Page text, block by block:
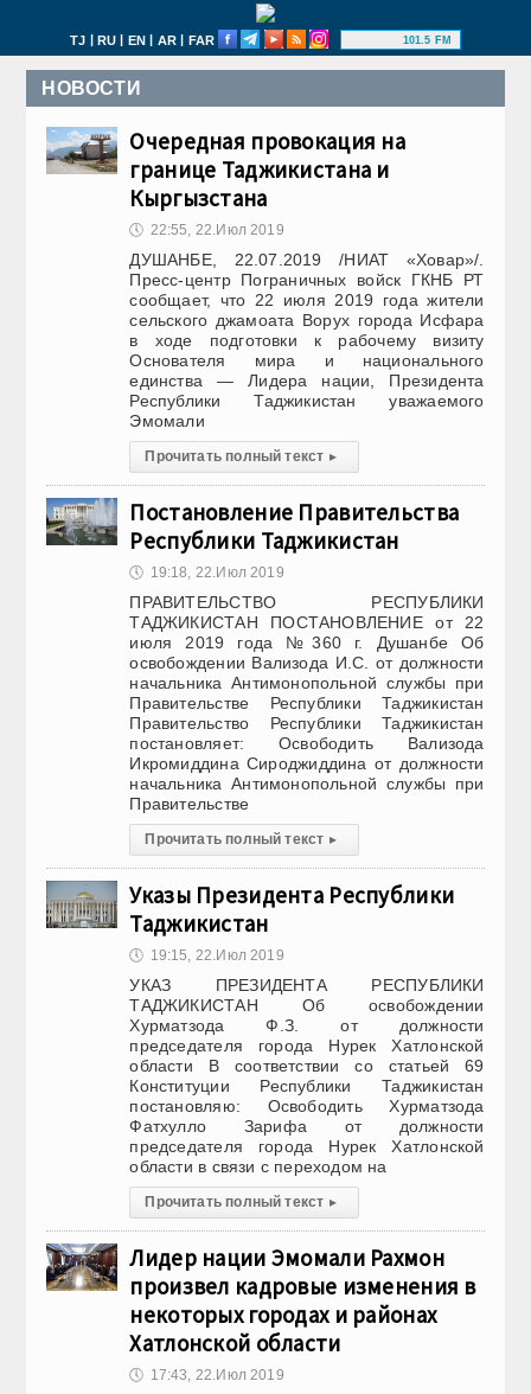
TJ | RU | EN | AR | FAR 101.5 FM
НОВОСТИ
Очередная провокация на
границе Таджикистана и
Кыргызстана
🕔 22:55, 22.Июл 2019
ДУШАНБЕ, 22.07.2019 /НИАТ «Ховар»/.
Пресс-центр Пограничных войск ГКНБ РТ
сообщает, что 22 июля 2019 года жители
сельского джамоата Ворух города Исфара
в ходе подготовки к рабочему визиту
Основателя мира и национального
единства — Лидера нации, Президента
Республики Таджикистан уважаемого
Эмомали
Прочитать полный текст ▸
Постановление Правительства
Республики Таджикистан
🕔 19:18, 22.Июл 2019
ПРАВИТЕЛЬСТВО РЕСПУБЛИКИ
ТАДЖИКИСТАН ПОСТАНОВЛЕНИЕ от 22
июля 2019 года №360 г. Душанбе Об
освобождении Вализода И.С. от должности
начальника Антимонопольной службы при
Правительстве Республики Таджикистан
Правительство Республики Таджикистан
постановляет: Освободить Вализода
Икромиддина Сироджиддина от должности
начальника Антимонопольной службы при
Правительстве
Прочитать полный текст ▸
Указы Президента Республики
Таджикистан
🕔 19:15, 22.Июл 2019
УКАЗ ПРЕЗИДЕНТА РЕСПУБЛИКИ
ТАДЖИКИСТАН Об освобождении
Хурматзода Ф.З. от должности
председателя города Нурек Хатлонской
области В соответствии со статьей 69
Конституции Республики Таджикистан
постановляю: Освободить Хурматзода
Фатхулло Зарифа от должности
председателя города Нурек Хатлонской
области в связи с переходом на
Прочитать полный текст ▸
Лидер нации Эмомали Рахмон
произвел кадровые изменения в
некоторых городах и районах
Хатлонской области
🕔 17:43, 22.Июл 2019